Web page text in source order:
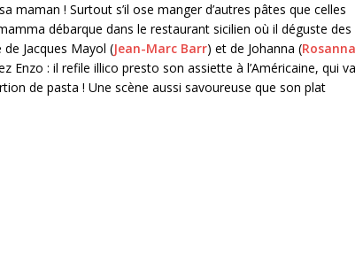
maman ! Surtout s’il ose manger d’autres pâtes que celles
débarque dans le restaurant sicilien où il déguste des
Jacques Mayol (Jean-Marc Barr) et de Johanna (Rosanna
Enzo : il refile illico presto son assiette à l’Américaine, qui va
de pasta ! Une scène aussi savoureuse que son plat